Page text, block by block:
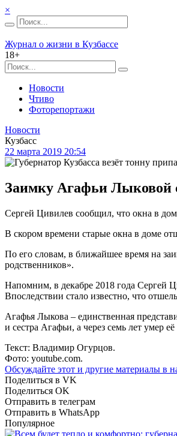
×
Журнал о жизни в Кузбассе
18+
Новости
Чтиво
Фоторепортажи
Новости
Кузбасс
22 марта 2019 20:54
Заимку Агафьи Лыковой
Сергей Цивилев сообщил, что окна в
В скором времени старые окна в доме
По его словам, в ближайшее время на
родственников».
Напомним, в декабре 2018 года Сергей
Впоследствии стало известно, что
Агафья Лыкова – единственная
и сестра Агафьи, а через семь лет умер
Текст: Владимир Огурцов.
Фото: youtube.com.
Обсуждайте этот и другие материалы в
Поделиться в VK
Поделиться OK
Отправить в телеграм
Отправить в WhatsApp
Популярное